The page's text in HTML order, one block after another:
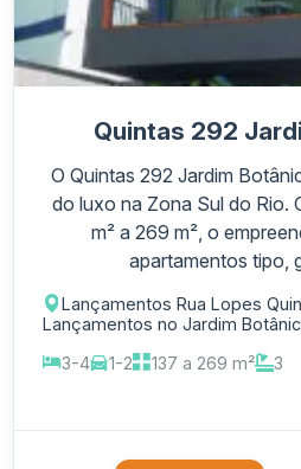
Quintas 292
O Quintas 292 Jardim
do luxo na Zona Sul do Rio.
m² a 269 m², o
apartamentos tipo,
Lançamentos Rua Lopes
Lançamentos no Jardim
3-4
1-2 137 a 269 m² 3